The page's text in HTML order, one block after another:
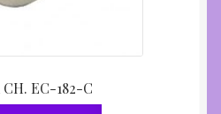
CH. EC-182-C